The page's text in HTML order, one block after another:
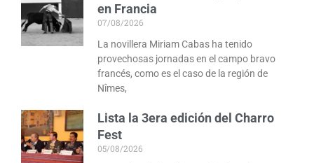
en Francia
07/08/2026
La novillera Miriam Cabas ha tenido
provechosas jornadas en el campo bravo
francés, como es el caso de la región de
Nîmes,
Lista la 3era edición del Charro
Fest
05/08/2026